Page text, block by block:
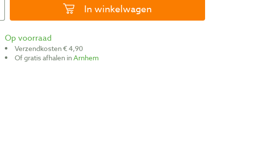
In winkelwagen
Op voorraad
Verzendkosten € 4,90
Of gratis afhalen inArnhem